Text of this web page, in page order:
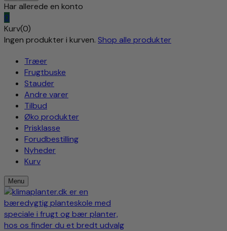
Har allerede en konto
0
Kurv(0)
Ingen produkter i kurven. Shop alle produkter
Træer
Frugtbuske
Stauder
Andre varer
Tilbud
Øko produkter
Prisklasse
Forudbestilling
Nyheder
Kurv
Menu